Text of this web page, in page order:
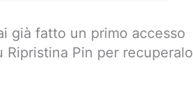
già fatto un primo accesso
Ripristina Pin per recuperalo